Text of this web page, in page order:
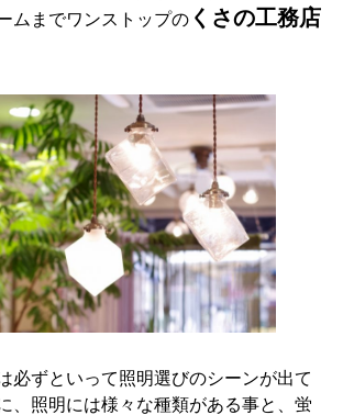
ムまでワンストップの くさの工務店
必ずといって照明選びのシーンが出て
、照明には様々な種類がある事と、蛍